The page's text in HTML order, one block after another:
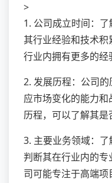
>
1. 公司成立时间：
其行业经验和技术
行业内拥有更多的经
2. 发展历程：公司
应市场变化的能力
历程，可以了解其是
3. 主要业务领域：
判断其在行业内的
司可能专注于高端